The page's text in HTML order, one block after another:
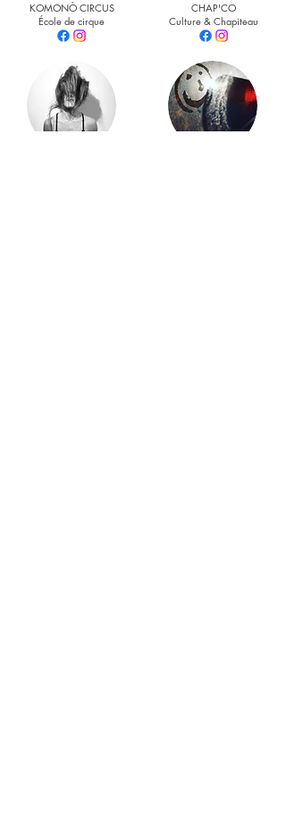
KOMONÒ CIRCUS
École de cirque
CHAP'CO
Culture & Chapiteau